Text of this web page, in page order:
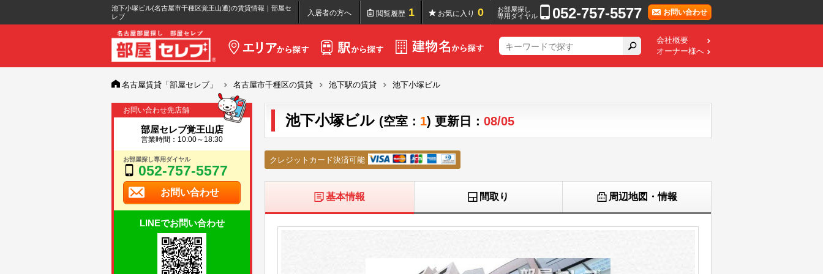
池下小塚ビル(名古屋市千種区覚王山通)の賃貸情報｜部屋セ
レブ
入居者の方へ 閲覧履歴 1 お気に入り 0
お部屋探し
専用ダイヤル
052-757-5577 お問い合わせ
会社概要
オーナー様へ
名古屋賃貸「部屋セレブ」 名古屋市千種区の賃貸 池下駅の賃貸 池下小塚ビル
お問い合わせ先店舗
部屋セレブ覚王山店
営業時間：10:00～18:30
お部屋探し専用ダイヤル
052-757-5577
お問い合わせ
LINEでお問い合わせ
池下小塚ビル (空室： 1) 更新日： 08/05
クレジットカード決済可能
基本情報 間取り 周辺地図・情報